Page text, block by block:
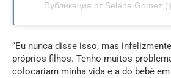
Публикация от Selena Gomez
“Eu nunca disse isso, mas
próprios filhos. Tenho muitos
colocariam minha vida e a do bebê